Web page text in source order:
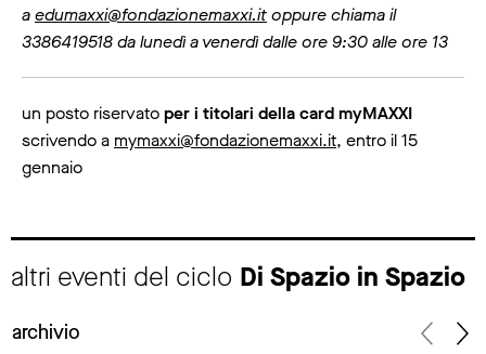
aedumaxxi@fondazionemaxxi.itoppure chiama il
3386419518 da lunedì a venerdì dalle ore 9:30 alle ore 13
un posto riservatoper i titolari della card myMAXXI
scrivendo a mymaxxi@fondazionemaxxi.it, entro il 15
gennaio
altri eventi del ciclo Di Spazio in Spazio
archivio